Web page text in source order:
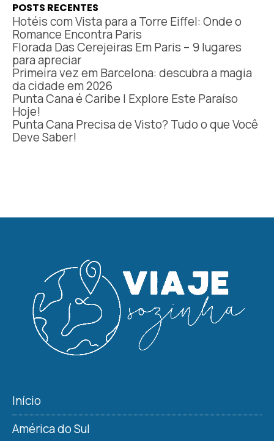
POSTS RECENTES
Hotéis com Vista para a Torre Eiffel: Onde o
Romance Encontra Paris
Florada Das Cerejeiras Em Paris – 9 lugares
para apreciar
Primeira vez em Barcelona: descubra a magia
da cidade em 2026
Punta Cana é Caribe | Explore Este Paraíso
Hoje!
Punta Cana Precisa de Visto? Tudo o que Você
Deve Saber!
Início
América do Sul